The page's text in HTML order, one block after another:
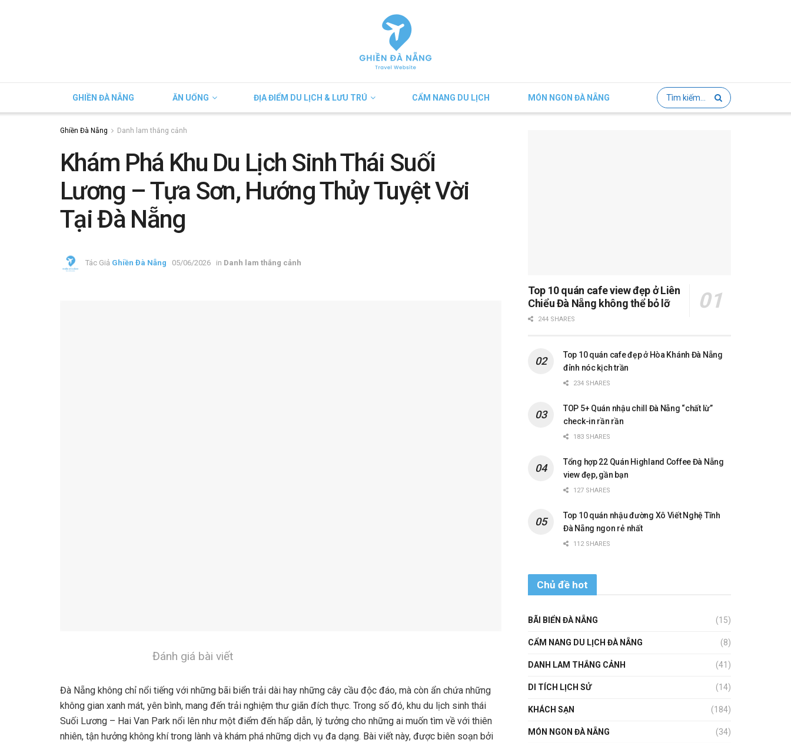
GHIỀN ĐÀ NẴNG ĂN UỐNG ĐỊA ĐIỂM DU LỊCH & LƯU TRÚ CẨM NANG DU LỊCH MÓN NGON ĐÀ NẴNG
Ghiền Đà Nẵng Danh lam thắng cảnh
Khám Phá Khu Du Lịch Sinh Thái Suối
Lương – Tựa Sơn, Hướng Thủy Tuyệt Vời
Tại Đà Nẵng
Tác Giả Ghiền Đà Nẵng 05/06/2026 in Danh lam thắng cảnh
Đánh giá bài viết
Đà Nẵng không chỉ nổi tiếng với những bãi biển trải dài hay những cây cầu độc đáo, mà còn ẩn chứa những
không gian xanh mát, yên bình, mang đến trải nghiệm thư giãn đích thực. Trong số đó, khu du lịch sinh thái
Suối Lương – Hai Van Park nổi lên như một điểm đến hấp dẫn, lý tưởng cho những ai muốn tìm về với thiên
nhiên, tận hưởng không khí trong lành và khám phá những dịch vụ đa dạng. Bài viết này, được biên soạn bởi
Top 10 quán cafe view đẹp ở Liên
Chiểu Đà Nẵng không thể bỏ lỡ
244 SHARES
Top 10 quán cafe đẹp ở Hòa Khánh Đà Nẵng
đỉnh nóc kịch trần
234 SHARES
TOP 5+ Quán nhậu chill Đà Nẵng “chất lừ”
check-in rần rần
183 SHARES
Tổng hợp 22 Quán Highland Coffee Đà Nẵng
view đẹp, gần bạn
127 SHARES
Top 10 quán nhậu đường Xô Viết Nghệ Tĩnh
Đà Nẵng ngon rẻ nhất
112 SHARES
Chủ đề hot
BÃI BIỂN ĐÀ NẴNG (15)
CẨM NANG DU LỊCH ĐÀ NẴNG (8)
DANH LAM THẮNG CẢNH (41)
DI TÍCH LỊCH SỬ (14)
KHÁCH SẠN (184)
MÓN NGON ĐÀ NẴNG (34)